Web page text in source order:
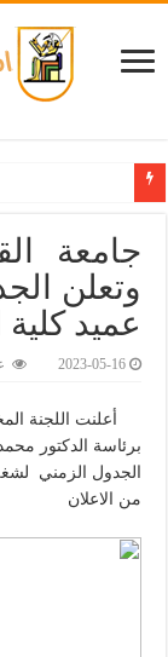
جامعة
وتعلن
عميد كلية
2023-05-16
أعلنت اللجنة
برئاسة الدكتور
الجدول الزمني
من الاعلان